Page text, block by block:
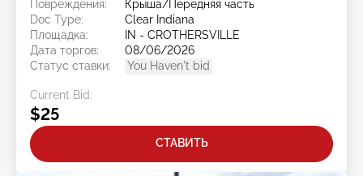
Повреждения:
Крыша/Передняя часть
Doc Type:
Clear Indiana
Площадка:
IN - CROTHERSVILLE
Дата торгов:
08/06/2026
Статус ставки:
You Haven't bid
Current Bid:
$25
СТАВИТЬ